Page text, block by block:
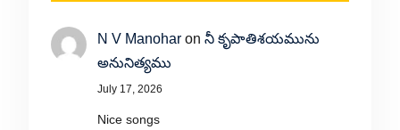
N V Manoharon నీ కృపాతిశయమును
అనునిత్యము
July 17, 2026
Nice songs